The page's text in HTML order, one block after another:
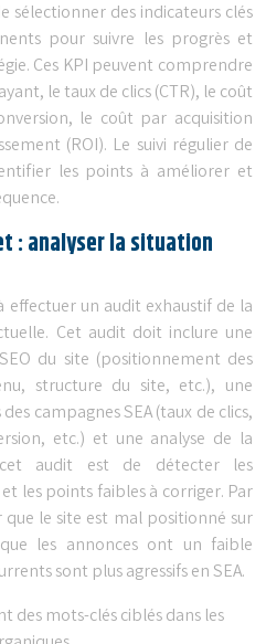
sélectionner des indicateurs clés
pour suivre les progrès et
Ces KPI peuvent comprendre
le taux de clics (CTR), le coût
le coût par acquisition
(ROI). Le suivi régulier de
les points à améliorer et
: analyser la situation
effectuer un audit exhaustif de la
Cet audit doit inclure une
du site (positionnement des
structure du site, etc.), une
campagnes SEA (taux de clics,
etc.) et une analyse de la
audit est de détecter les
les points faibles à corriger. Par
le site est mal positionné sur
les annonces ont un faible
sont plus agressifs en SEA.
des mots-clés ciblés dans les